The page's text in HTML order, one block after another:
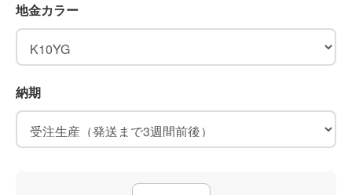
地金カラー
納期